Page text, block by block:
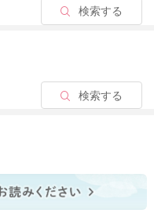
検索する
検索する